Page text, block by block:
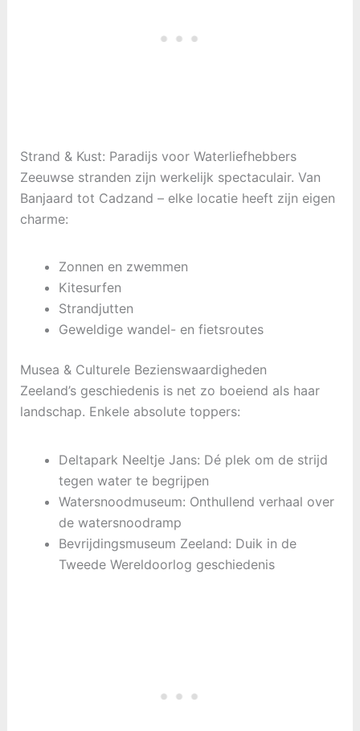
Strand & Kust: Paradijs voor Waterliefhebbers
Zeeuwse stranden zijn werkelijk spectaculair. Van
Banjaard tot Cadzand – elke locatie heeft zijn eigen
charme:
Zonnen en zwemmen
Kitesurfen
Strandjutten
Geweldige wandel- en fietsroutes
Musea & Culturele Bezienswaardigheden
Zeeland’s geschiedenis is net zo boeiend als haar
landschap. Enkele absolute toppers:
Deltapark Neeltje Jans: Dé plek om de strijd
tegen water te begrijpen
Watersnoodmuseum: Onthullend verhaal over
de watersnoodramp
Bevrijdingsmuseum Zeeland: Duik in de
Tweede Wereldoorlog geschiedenis